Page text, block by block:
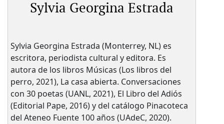
Sylvia Georgina Estrada
Sylvia Georgina Estrada (Monterrey, NL) es
escritora, periodista cultural y editora. Es
autora de los libros Músicas (Los libros del
perro, 2021), La casa abierta. Conversaciones
con 30 poetas (UANL, 2021), El Libro del Adiós
(Editorial Pape, 2016) y del catálogo Pinacoteca
del Ateneo Fuente 100 años (UAdeC, 2020).